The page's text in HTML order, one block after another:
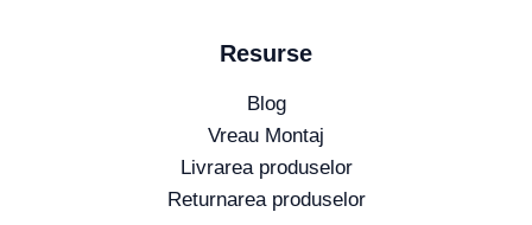
Resurse
Blog
Vreau Montaj
Livrarea produselor
Returnarea produselor